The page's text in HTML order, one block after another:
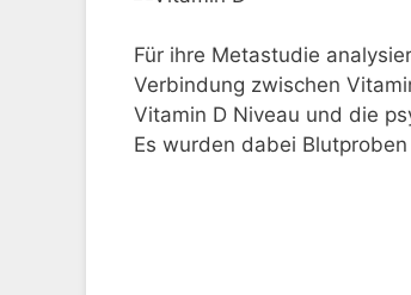
Für ihre Metastudie
Verbindung zwischen
Vitamin D Niveau und die
Es wurden dabei